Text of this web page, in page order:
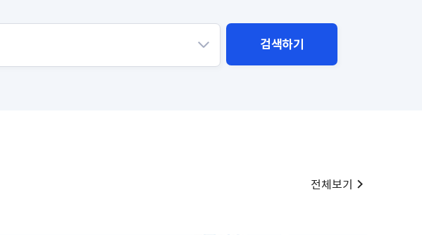
검색하기
전체보기